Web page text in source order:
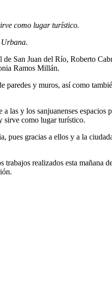
como lugar turístico.
Urbana.
San Juan del Río, Roberto
Ramos Millán.
y muros, así como
y los sanjuanenses espacios
sirve como lugar turístico.
gracias a ellos y a la
realizados esta mañana